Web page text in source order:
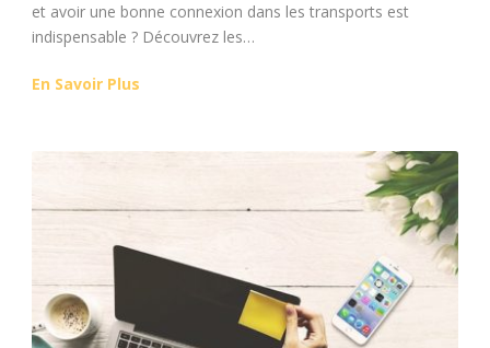
et avoir une bonne connexion dans les transports est
indispensable ? Découvrez les…
En Savoir Plus